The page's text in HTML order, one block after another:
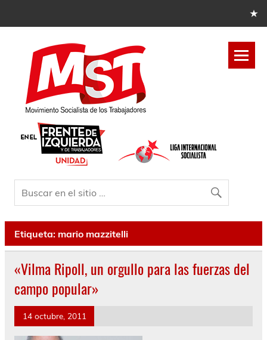
Etiqueta: mario mazzitelli
«Vilma Ripoll, un orgullo para las fuerzas del
campo popular»
14 octubre, 2011